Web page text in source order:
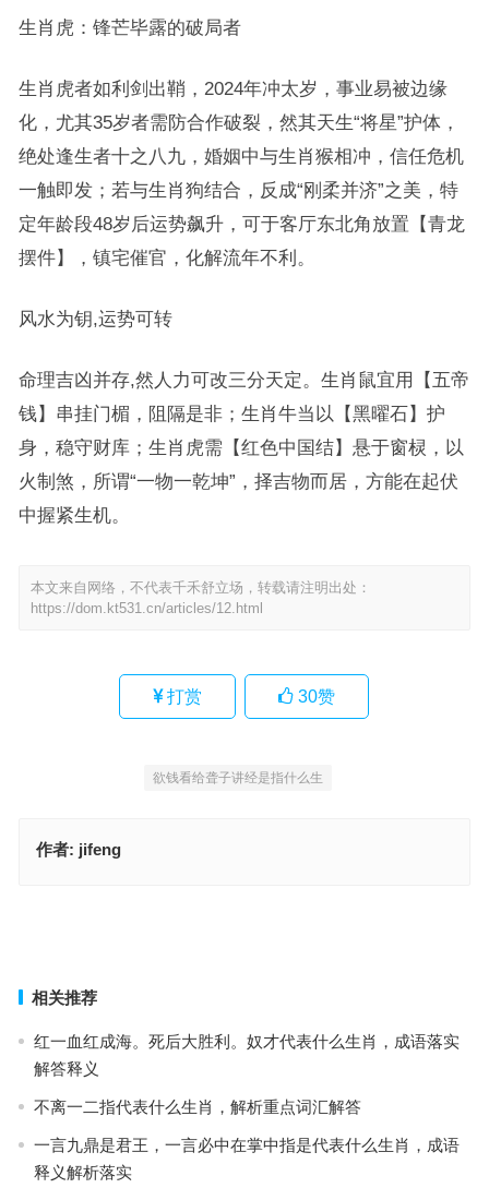
生肖虎：锋芒毕露的破局者
生肖虎者如利剑出鞘，2024年冲太岁，事业易被边缘
化，尤其35岁者需防合作破裂，然其天生“将星”护体，
绝处逢生者十之八九，婚姻中与生肖猴相冲，信任危机
一触即发；若与生肖狗结合，反成“刚柔并济”之美，特
定年龄段48岁后运势飙升，可于客厅东北角放置【青龙
摆件】，镇宅催官，化解流年不利。
风水为钥,运势可转
命理吉凶并存,然人力可改三分天定。生肖鼠宜用【五帝
钱】串挂门楣，阻隔是非；生肖牛当以【黑曜石】护
身，稳守财库；生肖虎需【红色中国结】悬于窗棂，以
火制煞，所谓“一物一乾坤”，择吉物而居，方能在起伏
中握紧生机。
本文来自网络，不代表千禾舒立场，转载请注明出处：
https://dom.kt531.cn/articles/12.html
打赏 30赞
欲钱看给聋子讲经是指什么生
作者: jifeng
相关推荐
红一血红成海。死后大胜利。奴才代表什么生肖，成语落实
解答释义
不离一二指代表什么生肖，解析重点词汇解答
一言九鼎是君王，一言必中在掌中指是代表什么生肖，成语
释义解析落实